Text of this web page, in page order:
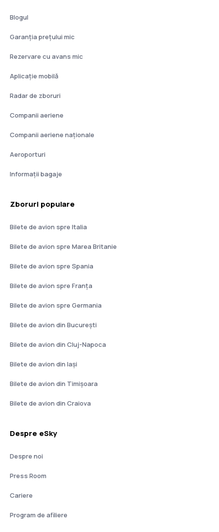
Blogul
Garanția prețului mic
Rezervare cu avans mic
Aplicație mobilă
Radar de zboruri
Companii aeriene
Companii aeriene naţionale
Aeroporturi
Informații bagaje
Zboruri populare
Bilete de avion spre Italia
Bilete de avion spre Marea Britanie
Bilete de avion spre Spania
Bilete de avion spre Franţa
Bilete de avion spre Germania
Bilete de avion din București
Bilete de avion din Cluj-Napoca
Bilete de avion din Iași
Bilete de avion din Timișoara
Bilete de avion din Craiova
Despre eSky
Despre noi
Press Room
Cariere
Program de afiliere